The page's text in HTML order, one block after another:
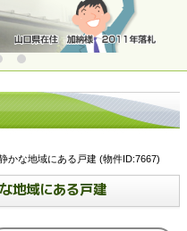
かな地域にある戸建 (物件ID:7667)
地域にある戸建